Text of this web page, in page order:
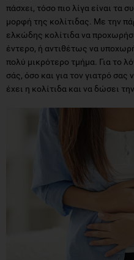
πάσχει, τόσο πιο λίγα είναι τα
μορφή της κολίτιδας. Με την
ελκώδης κολίτιδα να
έντερο, ή αντιθέτως να
πολύ μικρότερο τμήμα. Για το
σάς, όσο και για τον γιατρό
έχει η κολίτιδα και να δώσει